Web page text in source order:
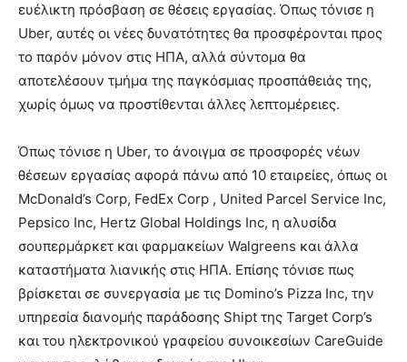
ευέλικτη πρόσβαση σε θέσεις εργασίας. Όπως τόνισε η
Uber, αυτές οι νέες δυνατότητες θα προσφέρονται προς
το παρόν μόνον στις ΗΠΑ, αλλά σύντομα θα
αποτελέσουν τμήμα της παγκόσμιας προσπάθειάς της,
χωρίς όμως να προστίθενται άλλες λεπτομέρειες.
Όπως τόνισε η Uber, το άνοιγμα σε προσφορές νέων
θέσεων εργασίας αφορά πάνω από 10 εταιρείες, όπως οι
McDonald’s Corp, FedEx Corp , United Parcel Service Inc,
Pepsico Inc, Hertz Global Holdings Inc, η αλυσίδα
σουπερμάρκετ και φαρμακείων Walgreens και άλλα
καταστήματα λιανικής στις ΗΠΑ. Επίσης τόνισε πως
βρίσκεται σε συνεργασία με τις Domino’s Pizza Inc, την
υπηρεσία διανομής παράδοσης Shipt της Target Corp’s
και του ηλεκτρονικού γραφείου συνοικεσίων CareGuide